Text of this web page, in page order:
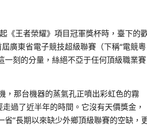
《王者榮耀》項目冠軍獎杯時，臺下的
廣東省電子競技超級聯賽（下稱“電競粵
一刻的分量，絲絕不亞于任何頂級職業賽
，那台機器的蒸氣孔正噴出彩虹色的霧
過了近半年的時間。它沒有天價獎金，
”長期以來缺少外鄉頂級聯賽的空缺，